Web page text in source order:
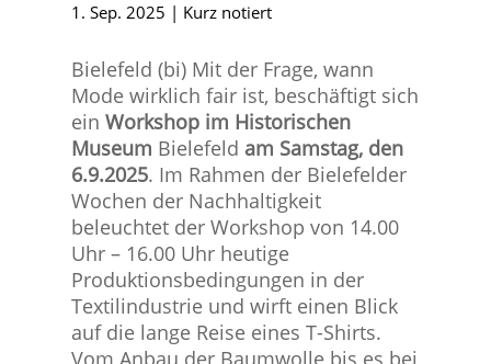
1. Sep. 2025 | Kurz notiert
Bielefeld (bi) Mit der Frage, wann
Mode wirklich fair ist, beschäftigt sich
ein Workshop im Historischen
Museum Bielefeld am Samstag, den
6.9.2025. Im Rahmen der Bielefelder
Wochen der Nachhaltigkeit
beleuchtet der Workshop von 14.00
Uhr – 16.00 Uhr heutige
Produktionsbedingungen in der
Textilindustrie und wirft einen Blick
auf die lange Reise eines T-Shirts.